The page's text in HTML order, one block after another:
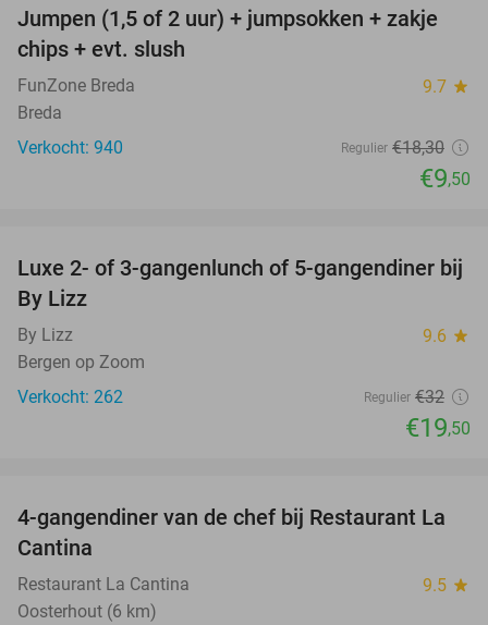
48%
Jumpen (1,5 of 2 uur) + jumpsokken + zakje
chips + evt. slush
FunZone Breda 9.7 star
Breda
Verkocht: 940
Regulier €18,30
€9,50
39%
Luxe 2- of 3-gangenlunch of 5-gangendiner bij
By Lizz
By Lizz 9.6 star
Bergen op Zoom
Verkocht: 262
Regulier €32
€19,50
32%
4-gangendiner van de chef bij Restaurant La
Cantina
Restaurant La Cantina 9.5 star
Oosterhout (6 km)